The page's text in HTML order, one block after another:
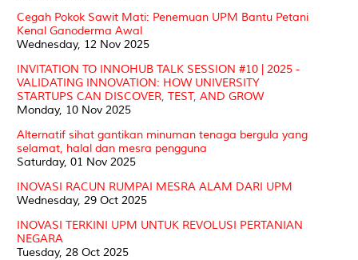
Cegah Pokok Sawit Mati: Penemuan UPM Bantu Petani
Kenal Ganoderma Awal
Wednesday, 12 Nov 2025
INVITATION TO INNOHUB TALK SESSION #10 | 2025 -
VALIDATING INNOVATION: HOW UNIVERSITY
STARTUPS CAN DISCOVER, TEST, AND GROW
Monday, 10 Nov 2025
Alternatif sihat gantikan minuman tenaga bergula yang
selamat, halal dan mesra pengguna
Saturday, 01 Nov 2025
INOVASI RACUN RUMPAI MESRA ALAM DARI UPM
Wednesday, 29 Oct 2025
INOVASI TERKINI UPM UNTUK REVOLUSI PERTANIAN
NEGARA
Tuesday, 28 Oct 2025